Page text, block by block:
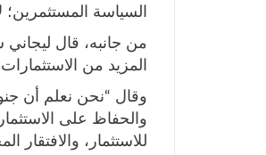
السياسة
من جانبه، قال ليجاني
المزيد من
وقال “نحن نعلم أن
والحفاظ على
للاستثمار،